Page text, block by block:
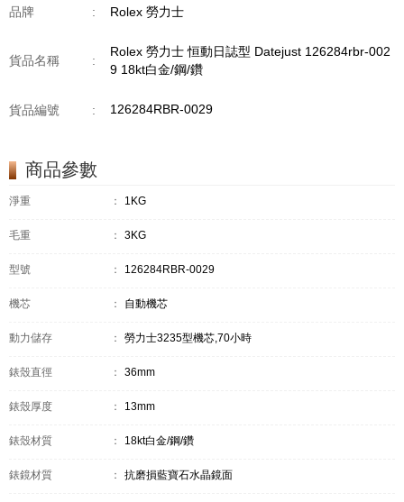
品牌 : Rolex 勞力士
貨品名稱 :
Rolex 勞力士 恒動日誌型 Datejust 126284rbr-002
9 18kt白金/鋼/鑽
貨品編號 : 126284RBR-0029
商品參數
淨重 ： 1KG
毛重 ： 3KG
型號 ： 126284RBR-0029
機芯 ： 自動機芯
動力儲存 ： 勞力士3235型機芯,70小時
錶殼直徑 ： 36mm
錶殼厚度 ： 13mm
錶殼材質 ： 18kt白金/鋼/鑽
錶鏡材質 ： 抗磨損藍寶石水晶鏡面